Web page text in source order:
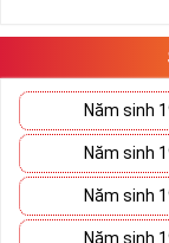
Năm sinh
Năm sinh
Năm sinh
Năm sinh